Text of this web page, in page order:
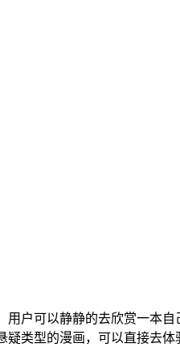
用户可以静静的去欣赏一本
类型的漫画，可以直接去体